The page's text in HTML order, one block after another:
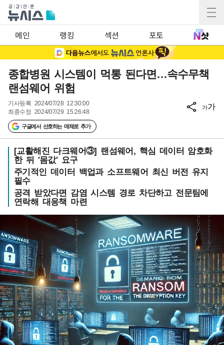
메인 랭킹 섹션 포토
종합병원 시스템이 먹통 된다면…속수무책
랜섬웨어 위험
기사등록 2024/07/28 12:30:00
최종수정 2024/07/29 15:26:48
구글에서 선호하는 매체로 추가
가가
[교활해진 다크웨어③] 랜섬웨어, 핵심 데이터 암호화
한 뒤 '몸값' 요구
주기적인 데이터 백업과 소프트웨어 최신 버전 유지
필수
공격 받았다면 감염 시스템 경로 차단하고 전문팀에
연락해 대응책 마련